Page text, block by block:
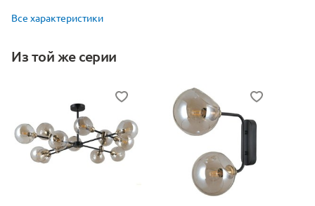
Все характеристики
Из той же серии